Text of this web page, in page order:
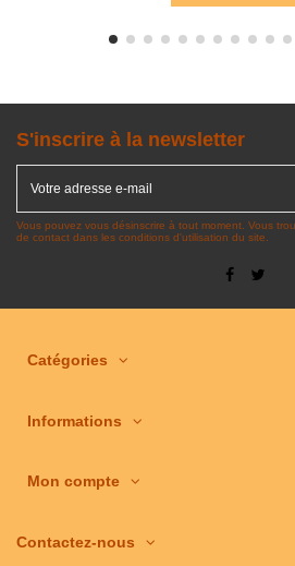
S'inscrire à la newsletter
Vous pouvez vous désinscrire à tout moment. Vous
de contact dans les conditions d'utilisation du site.
Catégories
Informations
Mon compte
Contactez-nous